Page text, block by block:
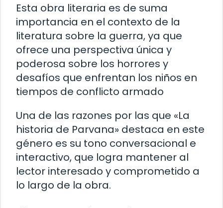
Esta obra literaria es de suma
importancia en el contexto de la
literatura sobre la guerra, ya que
ofrece una perspectiva única y
poderosa sobre los horrores y
desafíos que enfrentan los niños en
tiempos de conflicto armado
Una de las razones por las que «La
historia de Parvana» destaca en este
género es su tono conversacional e
interactivo, que logra mantener al
lector interesado y comprometido a
lo largo de la obra.